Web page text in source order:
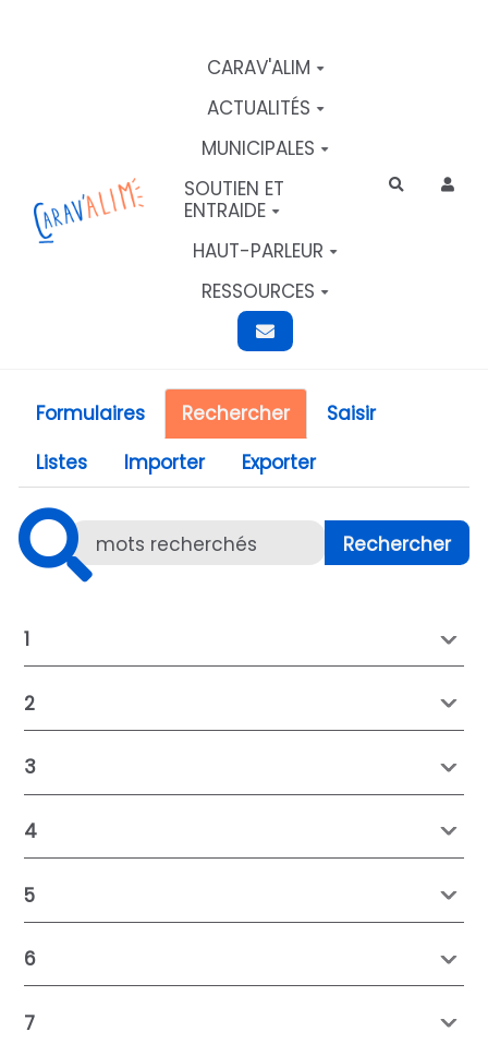
CARAV'ALIM
ACTUALITÉS
MUNICIPALES
SOUTIEN ET
ENTRAIDE
HAUT-PARLEUR
RESSOURCES
Rechercher
Formulaires Rechercher
Saisir
Listes
Importer Exporter
1
2
3
4
5
6
7